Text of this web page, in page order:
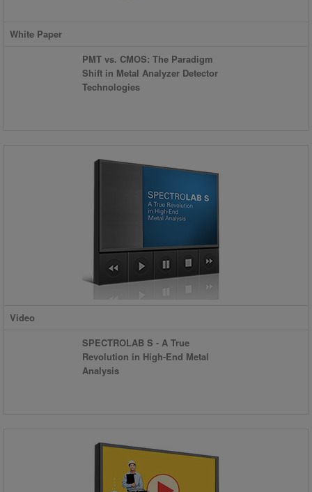
White Paper
PMT vs. CMOS: The Paradigm
Shift in Metal Analyzer Detector
Technologies
Video
SPECTROLAB S - A True
Revolution in High-End Metal
Analysis